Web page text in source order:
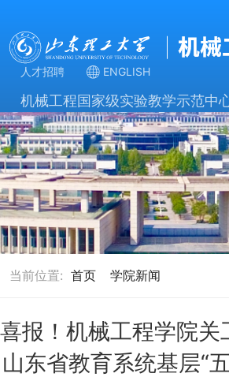
人才招聘 ENGLISH
机械工程国家级实验教学示范中
当前位置: 首页 学院新闻
喜报！机械工程学院关
山东省教育系统基层“